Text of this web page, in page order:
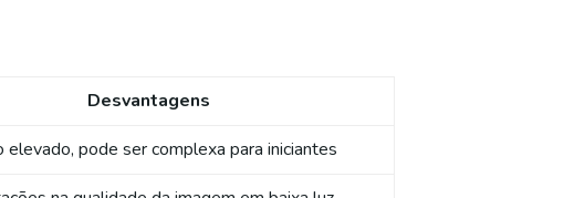
Desvantagens
elevado, pode ser complexa para iniciantes